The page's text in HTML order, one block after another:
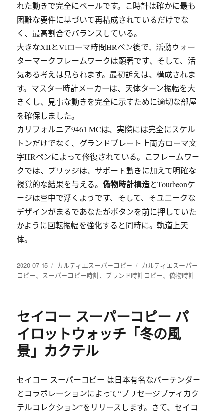
れた動きで完全にベールです。こ時計は確かに最も
困難な要件に基づいて再構成されているだけでな
く、最高割合でバランスしている。
大きなXIIとVIローマ時間HRペン後で、活動ウォー
ターマークフレームワークは顕著です、そして、活
気ある考えは見られます。最初訴えは、構成されま
す。マスター時計メーカーは、天体ターン振幅を大
きくし、見事な動きを完全に示すために適切な部屋
を確保しました。
カリフォルニア9461 MCは、実際には完全にスケル
トンだけでなく、グランドプレート上両方ローマ文
字HRペンによって修復されている。こフレームワー
クでは、ブリッジは、サポート動きに加えて明確な
視覚的な結果を与える。偽物時計構造とTourbeonケ
ージは空中で浮くようです、そして、そユニークな
デザインがまるであなたがボタンを前に押していた
かように回転振幅を強化すると同時に。軌道上天
体。
发
布
2020-07-15
分
类
カルティエスーパーコピー
标
签
カルティエスーパー
コピー、 スーパーコピー時計、 ブランド時計コピー、偽物時計
セイコー スーパーコピー パ
イロットウォッチ「冬の風
景」カクテル
セイコー スーパーコピー は日本有名なバーテンダー
とコラボレーションによって“プリセージプティカク
テルコレクション”をリリースします。さて、セイコ